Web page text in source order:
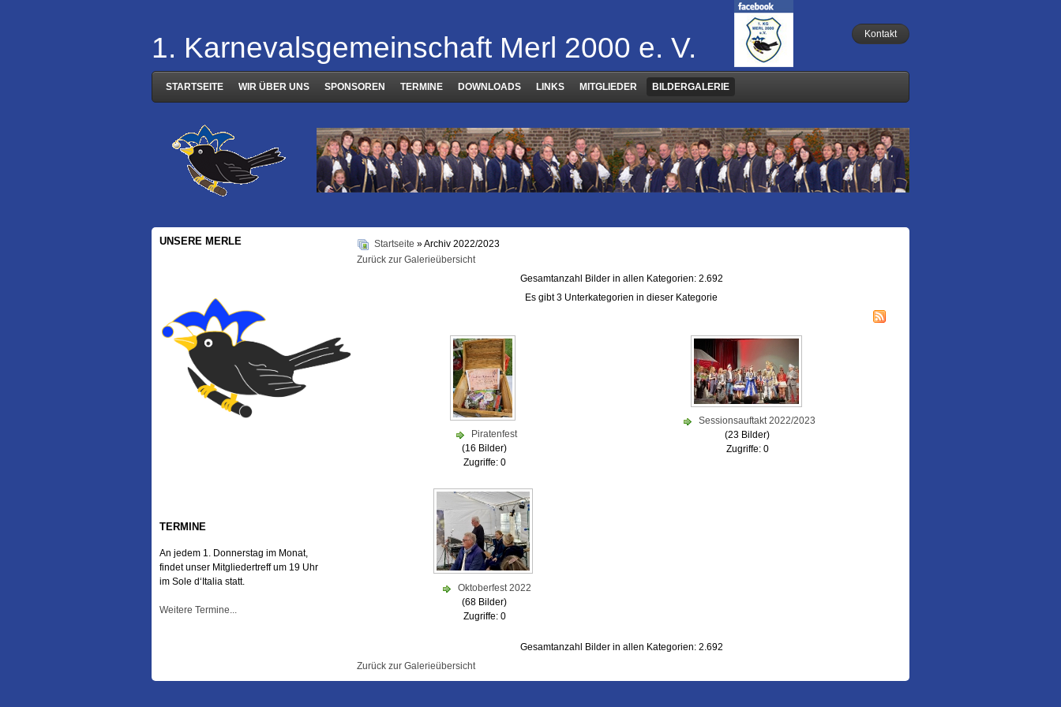
1. Karnevalsgemeinschaft Merl 2000 e. V. Kontakt
STARTSEITE WIR ÜBER UNS SPONSOREN TERMINE DOWNLOADS LINKS MITGLIEDER BILDERGALERIE
Startseite » Archiv 2022/2023
Zurück zur Galerieübersicht
Gesamtanzahl Bilder in allen Kategorien: 2.692
Es gibt 3 Unterkategorien in dieser Kategorie
Piratenfest
(16 Bilder)
Zugriffe: 0
Sessionsauftakt 2022/2023
(23 Bilder)
Zugriffe: 0
Oktoberfest 2022
(68 Bilder)
Zugriffe: 0
Gesamtanzahl Bilder in allen Kategorien: 2.692
Zurück zur Galerieübersicht
UNSERE MERLE
TERMINE
An jedem 1. Donnerstag im Monat,
findet unser Mitgliedertreff um 19 Uhr
im Sole d‘Italia statt.
Weitere Termine...